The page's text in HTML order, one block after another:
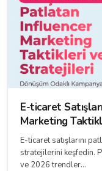
E-ticaret
Marketing
E-ticaret satışlarını
stratejilerini keşfedin.
ve 2026 trendler...